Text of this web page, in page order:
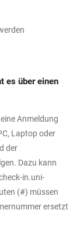
es über einen
Anmeldung
Laptop oder
der
Dazu kann
in.uni-
(#) müssen
ersetzt